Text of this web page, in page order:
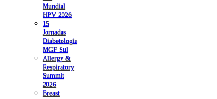
Mundial
HPV 2026
15
Jornadas
Diabetologia
MGF Sul
Allergy &
Respiratory
Summit
2026
Breast